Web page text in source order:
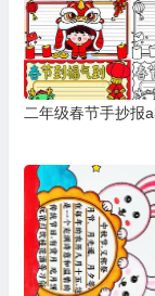
二年级春节手抄报